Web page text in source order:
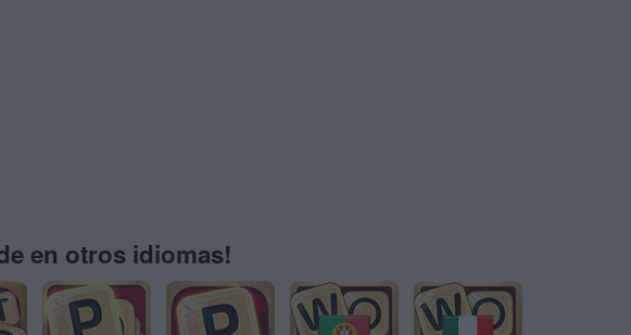
en otros idiomas!